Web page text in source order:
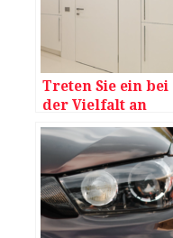
Treten Sie ein bei
der Vielfalt an
Türen